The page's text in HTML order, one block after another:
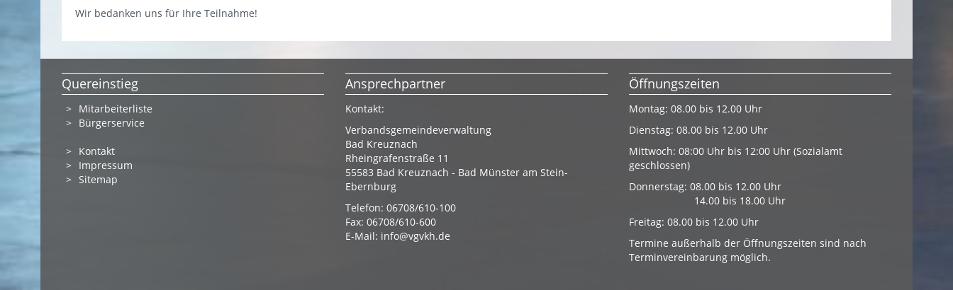
Wir bedanken uns für Ihre Teilnahme!
Quereinstieg
Mitarbeiterliste
Bürgerservice
Kontakt
Impressum
Sitemap
Ansprechpartner
Kontakt:
Verbandsgemeindeverwaltung
Bad Kreuznach
Rheingrafenstraße 11
55583 Bad Kreuznach - Bad Münster am Stein-
Ebernburg
Telefon: 06708/610-100
Fax: 06708/610-600
E-Mail: info@vgvkh.de
Öffnungszeiten
Montag: 08.00 bis 12.00 Uhr
Dienstag: 08.00 bis 12.00 Uhr
Mittwoch: 08:00 Uhr bis 12:00 Uhr (Sozialamt
geschlossen)
Donnerstag: 08.00 bis 12.00 Uhr
14.00 bis 18.00 Uhr
Freitag: 08.00 bis 12.00 Uhr
Termine außerhalb der Öffnungszeiten sind nach
Terminvereinbarung möglich.